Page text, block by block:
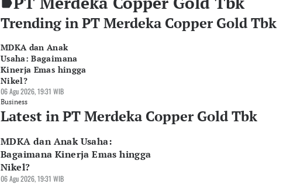
Trending in PT Merdeka Copper Gold Tbk
MDKA dan Anak
Usaha: Bagaimana
Kinerja Emas hingga
Nikel?
06 Agu 2026, 19:31 WIB
Business
Latest in PT Merdeka Copper Gold Tbk
MDKA dan Anak Usaha:
Bagaimana Kinerja Emas hingga
Nikel?
06 Agu 2026, 19:31 WIB